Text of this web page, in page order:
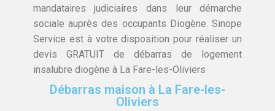
mandataires judiciaires dans leur démarche
sociale auprès des occupants Diogène. Sinope
Service est à votre disposition pour réaliser un
devis GRATUIT de débarras de logement
insalubre diogène à La Fare-les-Oliviers
Débarras maison à La Fare-les-
Oliviers